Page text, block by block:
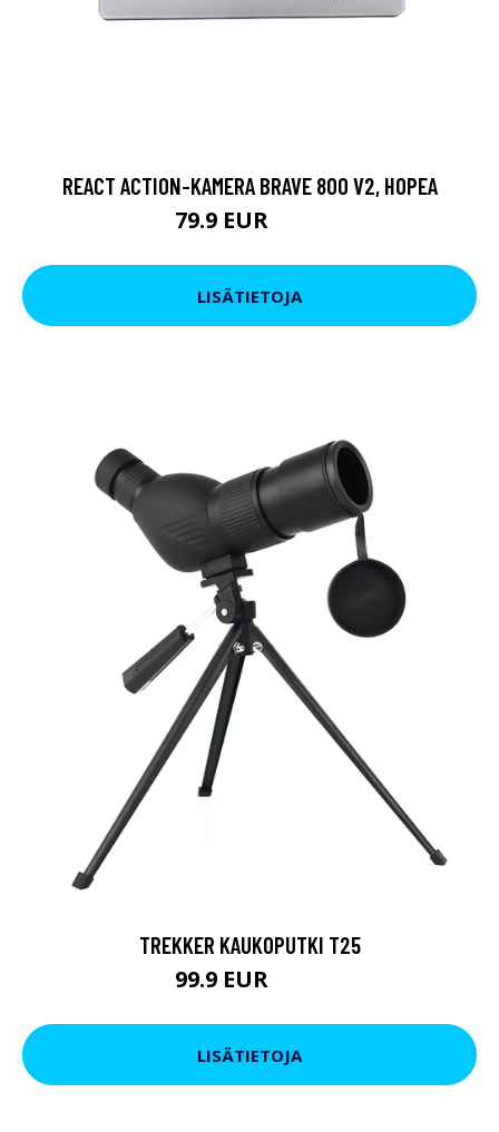
REACT ACTION-KAMERA BRAVE 800 V2, HOPEA
79.9 EUR
LISÄTIETOJA
TREKKER KAUKOPUTKI T25
99.9 EUR
LISÄTIETOJA